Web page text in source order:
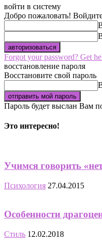
войти в систему
Добро пожаловать!
Forgot your password? Get
восстановление пароля
Восстановите свой пароль
Пароль будет выслан Вам
Это интересно!
Учимся говорить
Психология 27.04.2015
Особенности
Стиль 12.02.2018